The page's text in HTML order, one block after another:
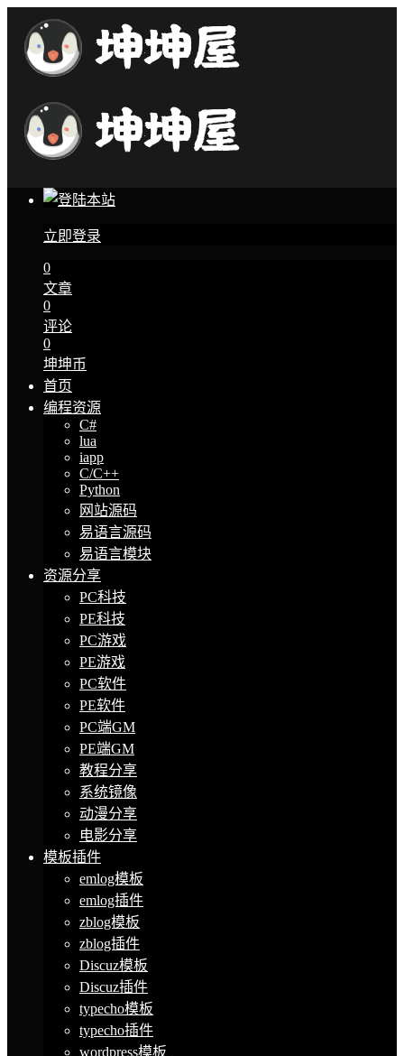
立即登录
0
文章
0
评论
0
坤坤币
首页
编程资源
C#
lua
iapp
C/C++
Python
网站源码
易语言源码
易语言模块
资源分享
PC科技
PE科技
PC游戏
PE游戏
PC软件
PE软件
PC端GM
PE端GM
教程分享
系统镜像
动漫分享
电影分享
模板插件
emlog模板
emlog插件
zblog模板
zblog插件
Discuz模板
Discuz插件
typecho模板
typecho插件
wordpress模板